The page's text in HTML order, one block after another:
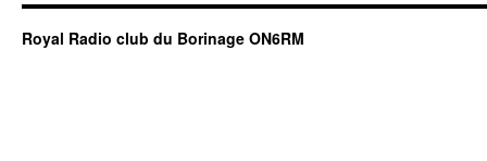
Royal Radio club du Borinage ON6RM